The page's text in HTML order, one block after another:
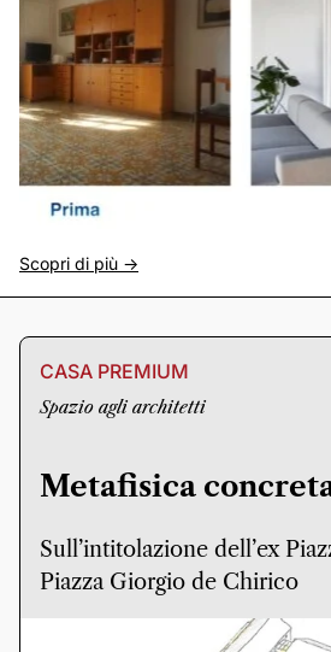
Scopri di più ->
CASA PREMIUM
Spazio agli architetti
Metafisica
Sull’intitolazione dell’ex
Piazza Giorgio de Chirico